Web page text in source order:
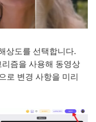
상도를 선택합니다.
즘을 사용해 동영상
로 변경 사항을 미리